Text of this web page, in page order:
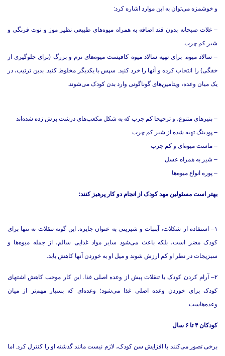
و خوشمزه می‌توان به این موارد اشاره کرد:
– غلات صبحانه بدون قند اضافه به همراه میوه‌های طبیعی نظیر موز و توت فرنگی و
شیر کم چرب
– سالاد میوه. برای تهیه سالاد میوه کافیست میوه‌های نرم و بزرگ (برای جلوگیری از
خفگی) را انتخاب کرده و آنها را خرد کنید. سپس با یکدیگر مخلوط کنید. بدین ترتیب، در
یک میان وعده، ویتامین‌های گوناگونی وارد بدن کودک می‌شوند.
– پنیرهای متنوع، و ترجیحا کم چرب که به شکل مکعب‌های درشت برش زده شده‌اند
– پودینگ تهیه شده از شیر کم چرب
– ماست میوه‌ای و کم چرب
– شیر به همراه عسل
– پوره انواع میوه‌ها
بهتر است مسئولین مهد کودک از انجام دو کار پرهیز کنند:
۱– استفاده از شکلات، آبنبات و شیرینی به عنوان جایزه. این گونه تنقلات نه تنها برای
کودک مضر است، بلکه باعث می‌شود سایر مواد غذایی سالم، از جمله میوه‌ها و
سبزیجات در نظر او کم ارزش شوند و میل او به خوردن آنها کاهش یابد.
۲– آرام کردن کودک با تنقلات پیش از وعده اصلی غذا. این کار موجب کاهش اشتهای
کودک برای خوردن وعده اصلی غذا می‌شود؛ وعده‌ای که بسیار مهم‌تر از میان
وعده‌هاست.
کودکان ۴ تا ۶ سال
برخی تصور می‌کنند با افزایش سن کودک، لازم نیست مانند گذشته او را کنترل کرد. اما